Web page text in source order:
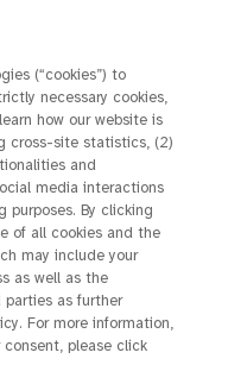
und
Umgang
tolles Paar voller
trägt eine unsichtbare
(“cookies”) to
necessary cookies,
how our website is
cross-site statistics, (2)
and
media interactions
purposes. By clicking
of all cookies and the
may include your
as well as the
parties as further
For more information,
please click